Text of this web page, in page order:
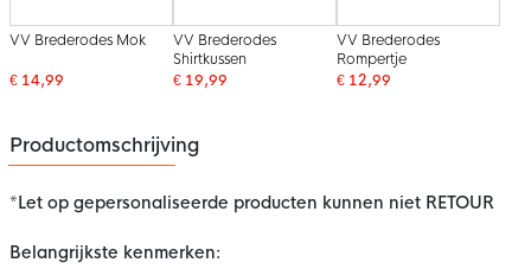
VV Brederodes Mok
€ 14,99
VV Brederodes
Shirtkussen
€ 19,99
VV Brederodes
Rompertje
€ 12,99
Productomschrijving
*Let op gepersonaliseerde producten kunnen niet RETOUR
Belangrijkste kenmerken: